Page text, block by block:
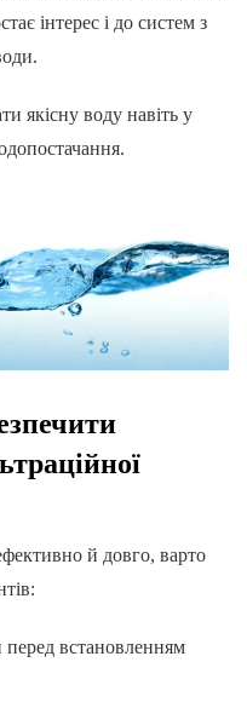
інтерес і до систем з
якісну воду навіть у
й довго, варто
перед встановленням